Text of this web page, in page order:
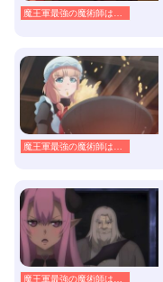
魔王軍最強の魔術師は人間だった